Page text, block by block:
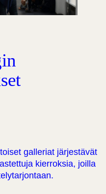
galleriat järjestävät
kierroksia, joilla